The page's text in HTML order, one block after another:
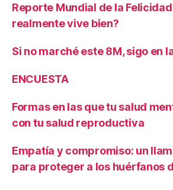
Reporte Mundial de la
realmente vive bien?
Si no marché este 8M, sigo en
ENCUESTA
Formas en las que tu salud
con tu salud reproductiva
Empatía y compromiso: un
para proteger a los huérfanos